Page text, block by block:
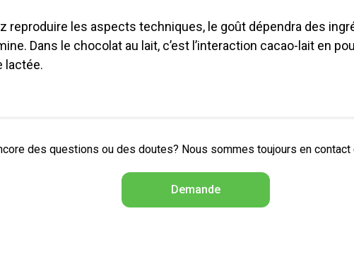
reproduire les aspects techniques, le goût dépendra des
Dans le chocolat au lait, c’est l’interaction cacao-lait en
lactée.
des questions ou des doutes? Nous sommes toujours en contact
Demande